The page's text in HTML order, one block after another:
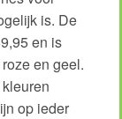
is. De
en is
en geel.
op ieder